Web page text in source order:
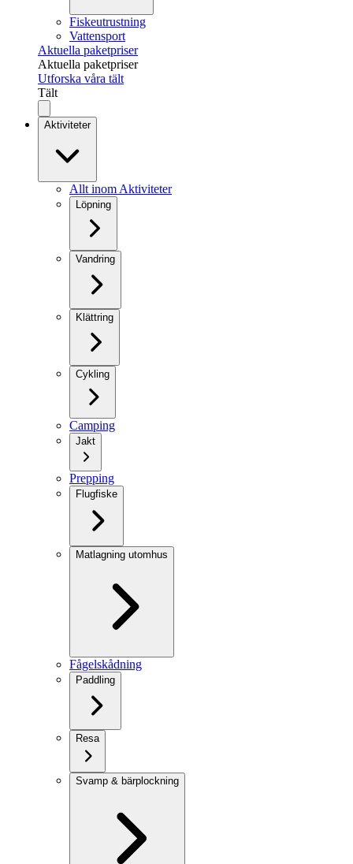
Fiskeutrustning
Vattensport
Aktuella paketpriser
Aktuella paketpriser
Utforska våra tält
Tält
Aktiviteter
Allt inom Aktiviteter
Löpning
Vandring
Klättring
Cykling
Camping
Jakt
Prepping
Flugfiske
Matlagning utomhus
Fågelskådning
Paddling
Resa
Svamp & bärplockning